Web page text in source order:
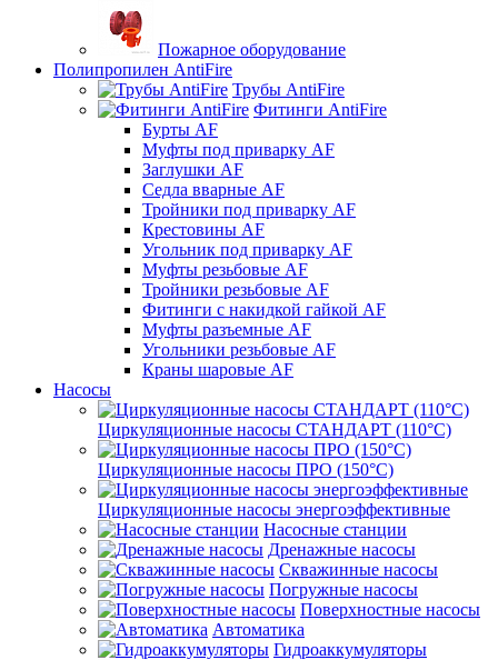
Пожарное оборудование
Полипропилен AntiFire
Трубы AntiFire
Фитинги AntiFire
Бурты AF
Муфты под приварку AF
Заглушки AF
Седла вварные AF
Тройники под приварку AF
Крестовины AF
Угольник под приварку AF
Муфты резьбовые AF
Тройники резьбовые AF
Фитинги с накидкой гайкой AF
Муфты разъемные AF
Угольники резьбовые AF
Краны шаровые AF
Насосы
Циркуляционные насосы СТАНДАРТ (110°C)
Циркуляционные насосы ПРО (150°C)
Циркуляционные насосы энергоэффективные
Насосные станции
Дренажные насосы
Скважинные насосы
Погружные насосы
Поверхностные насосы
Автоматика
Гидроаккумуляторы